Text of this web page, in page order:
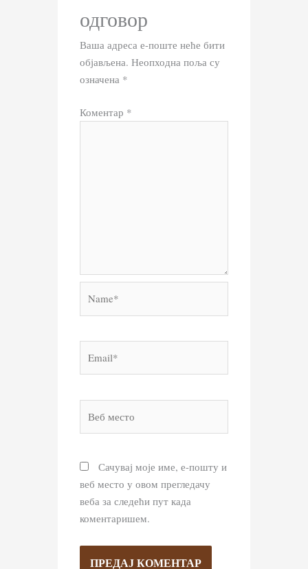
одговор
Ваша адреса е-поште неће бити
објављена. Неопходна поља су
означена *
Коментар *
место
Сачувај моје име, е-пошту и
веб место у овом прегледачу
веба за следећи пут када
коментаришем.